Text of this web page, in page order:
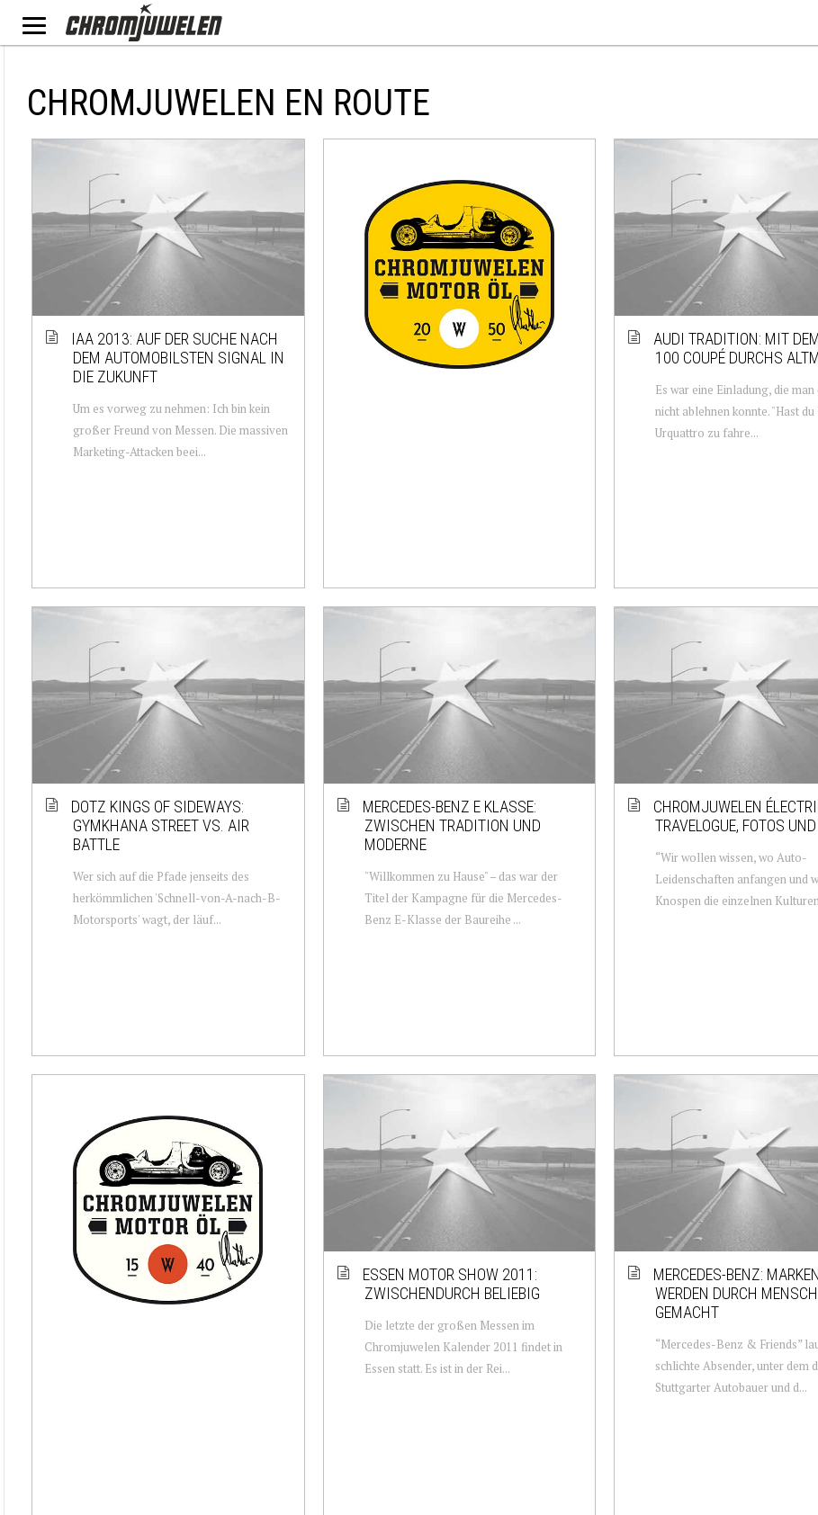
CHROMJUWELEN EN ROUTE
IAA 2013: AUF DER SUCHE NACH
DEM AUTOMOBILSTEN SIGNAL IN
DIE ZUKUNFT
Um es vorweg zu nehmen: Ich bin kein
großer Freund von Messen. Die massiven
Marketing-Attacken beei...
AUDI TRADITION: MIT
100 COUPÉ DURCHS
Es war eine Einladung, die
nicht ablehnen konnte. "Hast du
Urquattro zu fahre...
DOTZ KINGS OF SIDEWAYS:
GYMKHANA STREET VS. AIR
BATTLE
Wer sich auf die Pfade jenseits des
herkömmlichen 'Schnell-von-A-nach-B-
Motorsports' wagt, der läuf...
MERCEDES-BENZ E KLASSE:
ZWISCHEN TRADITION UND
MODERNE
"Willkommen zu Hause" – das war der
Titel der Kampagne für die Mercedes-
Benz E-Klasse der Baureihe ...
CHROMJUWELEN
TRAVELOGUE, FOTOS
“Wir wollen wissen, wo Auto-
Leidenschaften anfangen und
Knospen die einzelnen
ESSEN MOTOR SHOW 2011:
ZWISCHENDURCH BELIEBIG
Die letzte der großen Messen im
Chromjuwelen Kalender 2011 findet in
Essen statt. Es ist in der Rei...
MERCEDES-BENZ: MARKEN
WERDEN DURCH
GEMACHT
“Mercedes-Benz & Friends”
schlichte Absender, unter dem
Stuttgarter Autobauer und d...